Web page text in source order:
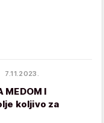
7.11.2023.
MEDOM I
koljivo za